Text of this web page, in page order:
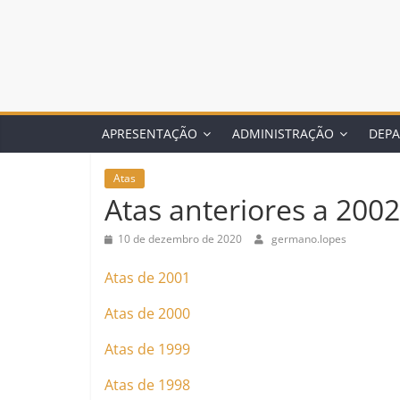
APRESENTAÇÃO ADMINISTRAÇÃO
Atas
Atas anteriores a 2002
10 de dezembro de 2020 germano.lopes
Atas de 2001
Atas de 2000
Atas de 1999
Atas de 1998